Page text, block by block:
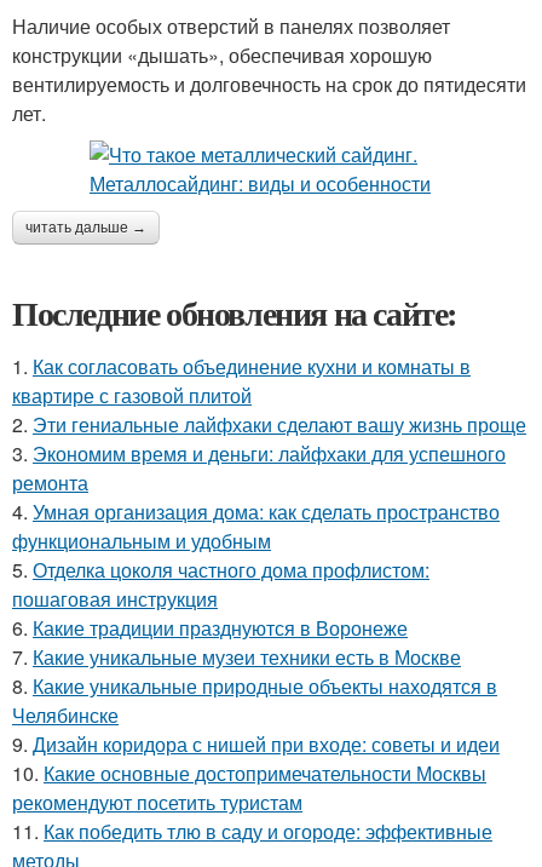
Наличие особых отверстий в панелях позволяет
конструкции «дышать», обеспечивая хорошую
вентилируемость и долговечность на срок до пятидесяти
лет.
читать дальше →
Последние обновления на сайте:
1. Как согласовать объединение кухни и комнаты в
квартире с газовой плитой
2. Эти гениальные лайфхаки сделают вашу жизнь проще
3. Экономим время и деньги: лайфхаки для успешного
ремонта
4. Умная организация дома: как сделать пространство
функциональным и удобным
5. Отделка цоколя частного дома профлистом:
пошаговая инструкция
6. Какие традиции празднуются в Воронеже
7. Какие уникальные музеи техники есть в Москве
8. Какие уникальные природные объекты находятся в
Челябинске
9. Дизайн коридора с нишей при входе: советы и идеи
10. Какие основные достопримечательности Москвы
рекомендуют посетить туристам
11. Как победить тлю в саду и огороде: эффективные
методы